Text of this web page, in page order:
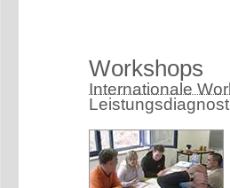
Workshops
Internationale